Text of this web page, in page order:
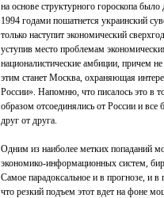
на основе структурного гороскопа
1994 годами пошатнется украинский
только наступит экономический
уступив место проблемам
националистические амбиции, причем
этим станет Москва, охраняющая
России». Напомню, что писалось это в
образом отсоединялись от России и все
друг от друга.
Одним из наиболее метких попаданий
экономико-информационных систем,
Самое парадоксальное и в прогнозе, и в
что резкий подъем этот вдет на фоне